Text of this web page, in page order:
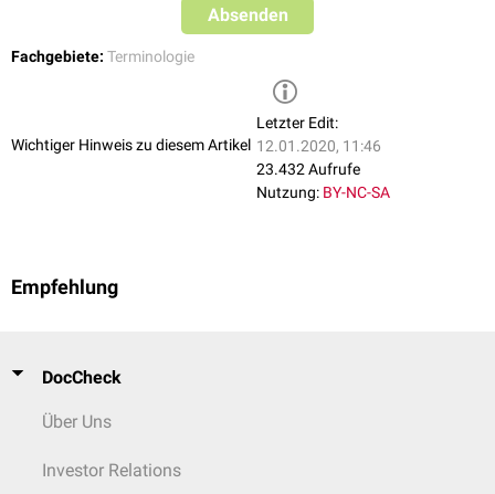
Absenden
Fachgebiete: Terminologie
Wichtiger Hinweis zu diesem Artikel
Letzter Edit:
12.01.2020, 11:46
23.432 Aufrufe
Nutzung: BY-NC-SA
Empfehlung
DocCheck
Über Uns
Investor Relations